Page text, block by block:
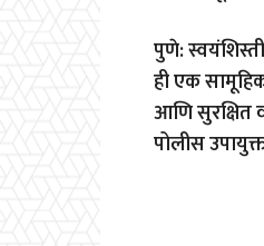
पुणे:
ही एक
आणि सुरक्षित
पोलीस